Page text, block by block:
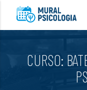
CURSO: